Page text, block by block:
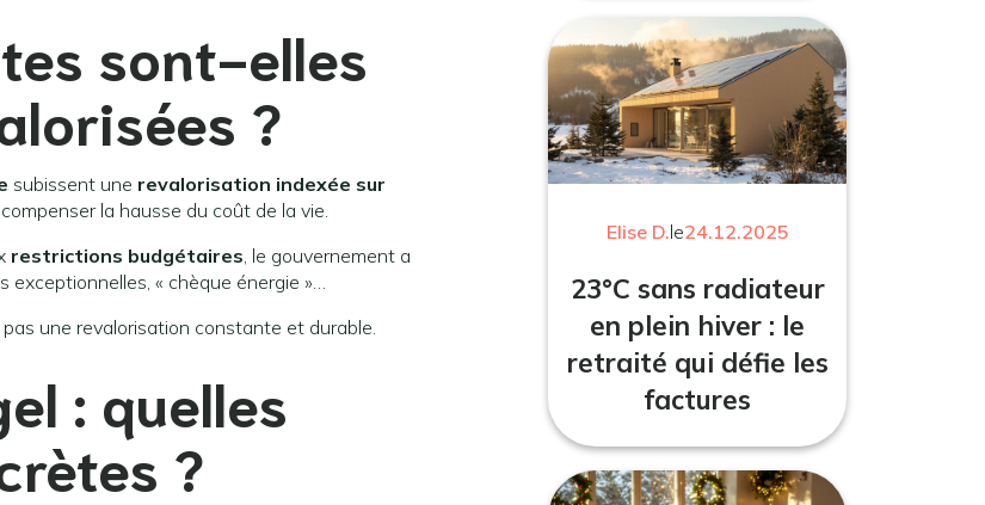
sont-elles
?
subissent une revalorisation indexée sur
la hausse du coût de la vie.
restrictions budgétaires, le gouvernement a
exceptionnelles, « chèque énergie »…
une revalorisation constante et durable.
: quelles
?
Elise D.le24.12.2025
23°C sans radiateur
en plein hiver : le
retraité qui défie les
factures